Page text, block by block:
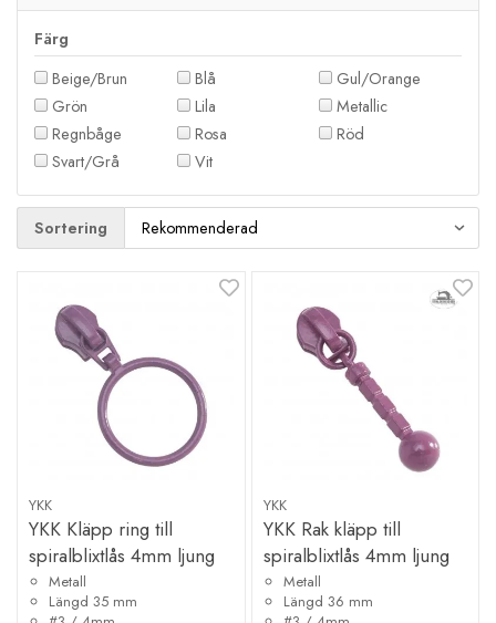
Färg
Beige/Brun
Blå
Gul/Orange
Grön
Lila
Metallic
Regnbåge
Rosa
Röd
Svart/Grå
Vit
Sortering
YKK
YKK Kläpp ring till
spiralblixtlås 4mm ljung
Metall
Längd 35 mm
YKK
YKK Rak kläpp till
spiralblixtlås 4mm ljung
Metall
Längd 36 mm